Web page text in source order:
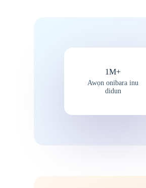
1M+
Awọn onibara inu
didun